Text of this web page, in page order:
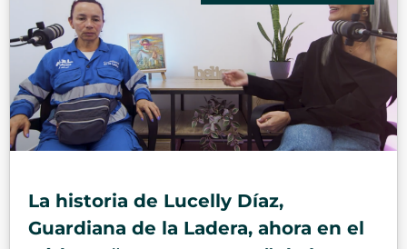
La historia de Lucelly Díaz,
Guardiana de la Ladera, ahora en el